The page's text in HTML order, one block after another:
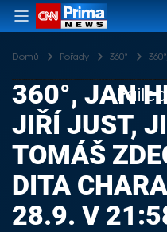
Domů Pořady 360°
360°, JAN
JIŘÍ JUST,
TOMÁŠ
DITA
28.9. V